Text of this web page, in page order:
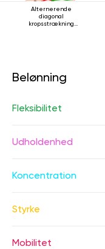
Alternerende
diagonal
kropsstrækning
Belønning
Fleksibilitet
Udholdenhed
Koncentration
Styrke
Mobilitet